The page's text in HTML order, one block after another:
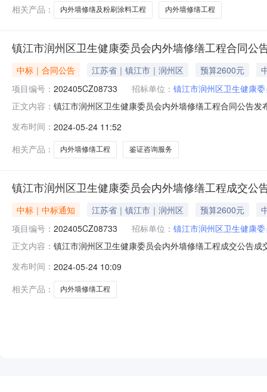
街道大王
相关产品：
内外墙修缮及粉刷涂料工程 内外墙修缮工程
镇江市润州区卫生健康委员会内外墙修缮工程合同公
中标｜合同公告 江苏省｜镇江市｜润州区 预算2600元
项目编号： 202405CZ08733 招标单位： 镇江市润州区卫生健康
正文内容： 镇江市润州区卫生健康委员会内外墙修缮工程合同公告
18015260228供应商（乙方）：江苏专筑项目管理有限
项目编号
发布时间： 2024-05-24 11:52
相关产品：
内外墙修缮工程 鉴证咨询服务
镇江市润州区卫生健康委员会内外墙修缮工程成交公
中标｜中标通知 江苏省｜镇江市｜润州区 预算2600元
项目编号： 202405CZ08733 招标单位： 镇江市润州区卫生健康
正文内容： 镇江市润州区卫生健康委员会内外墙修缮工程成交公告
目预算：￥2600.0项目地点：江苏省镇江市润州区御桥
发布时间： 2024-05-24 10:09
相关产品：
内外墙修缮工程